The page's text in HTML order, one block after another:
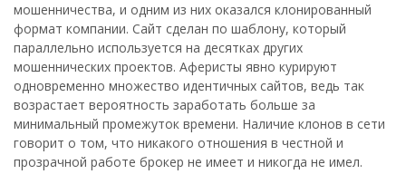
мошенничества, и одним из них оказался клонированный
формат компании. Сайт сделан по шаблону, который
параллельно используется на десятках других
мошеннических проектов. Аферисты явно курируют
одновременно множество идентичных сайтов, ведь так
возрастает вероятность заработать больше за
минимальный промежуток времени. Наличие клонов в сети
говорит о том, что никакого отношения в честной и
прозрачной работе брокер не имеет и никогда не имел.